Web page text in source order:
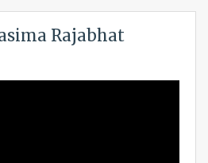
Rajabhat